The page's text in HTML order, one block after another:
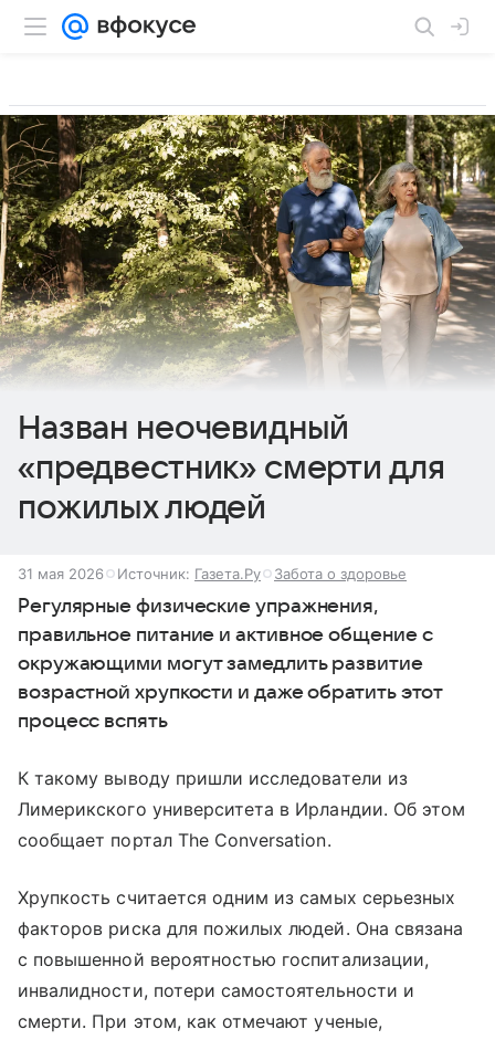
Назван неочевидный
«предвестник» смерти для
пожилых людей
31 мая 2026 Источник: Газета.Ру Забота о здоровье
Регулярные физические упражнения,
правильное питание и активное общение с
окружающими могут замедлить развитие
возрастной хрупкости и даже обратить этот
процесс вспять
К такому выводу пришли исследователи из
Лимерикского университета в Ирландии. Об этом
сообщает портал The Conversation.
Хрупкость считается одним из самых серьезных
факторов риска для пожилых людей. Она связана
с повышенной вероятностью госпитализации,
инвалидности, потери самостоятельности и
смерти. При этом, как отмечают ученые,